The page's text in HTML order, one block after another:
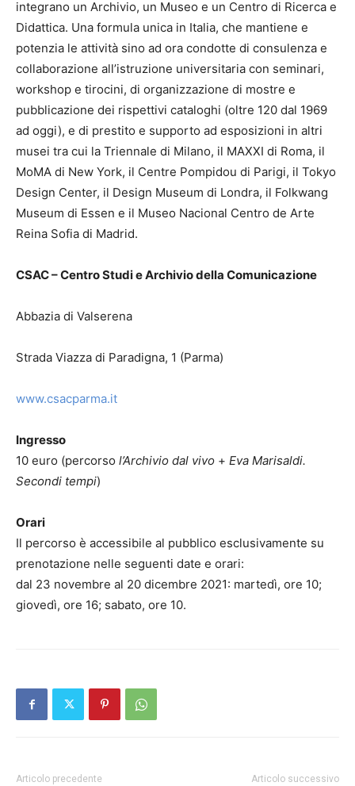
integrano un Archivio, un Museo e un Centro di Ricerca e
Didattica. Una formula unica in Italia, che mantiene e
potenzia le attività sino ad ora condotte di consulenza e
collaborazione all’istruzione universitaria con seminari,
workshop e tirocini, di organizzazione di mostre e
pubblicazione dei rispettivi cataloghi (oltre 120 dal 1969
ad oggi), e di prestito e supporto ad esposizioni in altri
musei tra cui la Triennale di Milano, il MAXXI di Roma, il
MoMA di New York, il Centre Pompidou di Parigi, il Tokyo
Design Center, il Design Museum di Londra, il Folkwang
Museum di Essen e il Museo Nacional Centro de Arte
Reina Sofia di Madrid.
CSAC – Centro Studi e Archivio della Comunicazione
Abbazia di Valserena
Strada Viazza di Paradigna, 1 (Parma)
www.csacparma.it
Ingresso
10 euro (percorso l’Archivio dal vivo + Eva Marisaldi.
Secondi tempi)
Orari
Il percorso è accessibile al pubblico esclusivamente su
prenotazione nelle seguenti date e orari:
dal 23 novembre al 20 dicembre 2021: martedì, ore 10;
giovedì, ore 16; sabato, ore 10.
Articolo precedente Articolo successivo